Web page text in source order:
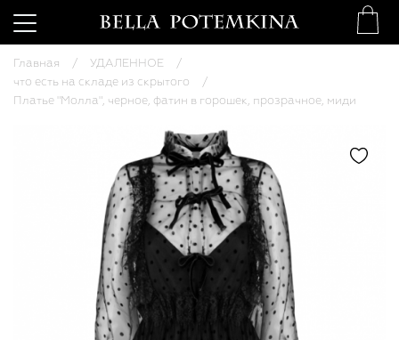
Главная
УДАЛЕННОЕ
что есть на складе из скрытого
Платье "Молла", черное, фатин в горошек, прозрачное, миди